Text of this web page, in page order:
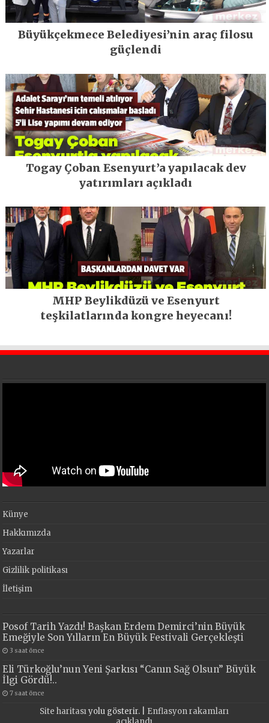
Büyükçekmece Belediyesi’nin araç filosu
güçlendi
Togay Çoban Esenyurt’a yapılacak dev
yatırımları açıkladı
MHP Beylikdüzü ve Esenyurt
teşkilatlarında kongre heyecanı!
Künye
Hakkımızda
Yazarlar
Gizlilik politikası
İletişim
Posof Tarih Yazdı! Başkan Erdem Demirci’nin Büyük
Emeğiyle Son Yılların En Büyük Festivali Gerçekleşti
3 saat önce
Eli Türkoğlu’nun Yeni Şarkısı “Canın Sağ Olsun” Büyük
İlgi Gördü!..
7 saat önce
Site haritasıyolu gösterir. | Enflasyon rakamları